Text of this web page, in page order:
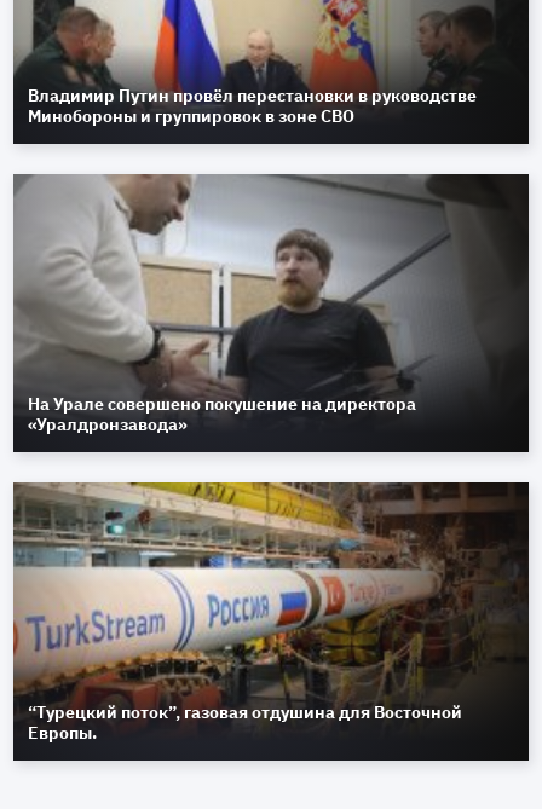
Владимир Путин провёл перестановки в руководстве
Минобороны и группировок в зоне СВО
На Урале совершено покушение на директора
«Уралдронзавода»
“Турецкий поток”, газовая отдушина для Восточной
Европы.